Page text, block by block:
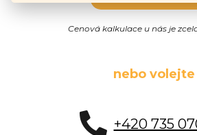
Cenová kalkulace u nás je
nebo volejte
+420 735